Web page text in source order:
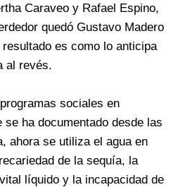
Caraveo y Rafael Espino,
quedó Gustavo Madero
es como lo anticipa
al revés.
sociales en
ha documentado desde las
ahora se utiliza el agua en
de la sequía, la
líquido y la incapacidad de